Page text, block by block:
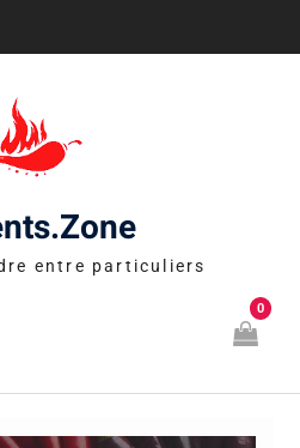
entre particuliers
0